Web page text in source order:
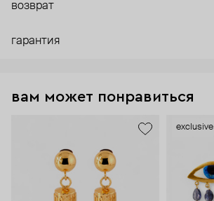
возврат
гарантия
вам может понравиться
exclusive